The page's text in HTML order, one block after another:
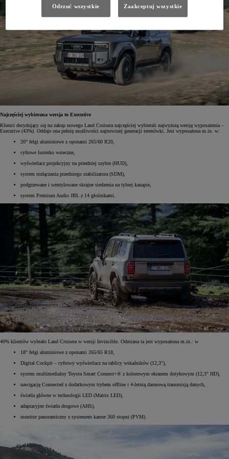
Najczęściej wybierana wersja to Executive
Klienci decydujący się na zakup nowego Land Cruisera najczęściej wybierali najwyższą wersję wyposażenia –
Executive (43%). Oddaje ona pełnię możliwości najnowszej generacji terenówki. Jest wyposażona m.in. w:
20" felgi aluminiowe z oponami 265/60 R20,
cyfrowe lusterko wsteczne,
wyświetlacz projekcyjny na przedniej szybie (HUD),
system rozłączania przedniego stabilizatora (SDM),
podgrzewane i wentylowane skrajne siedzenia na tylnej kanapie,
system Premium Audio JBL z 14 głośnikami.
40% klientów wybrało Land Cruisera w wersji Invincible. Odmiana ta jest wyposażona m.in.: w
18" felgi aluminiowe z oponami 265/65 R18,
Digital Cockpit – cyfrowy wyświetlacz na tablicy wskaźników (12,3"),
system multimedialny Toyota Smart Connect+® z kolorowym ekranem dotykowym (12,3" HD),
nawigację Connected z dodatkowym trybem offline i 4-letnią darmową transmisją danych,
światła główne w technologii LED (Matrix LED),
adaptacyjne światła drogowe (AHS),
monitor panoramiczny z systemem kamer 360 stopni (PVM).
Odrzuć wszystkie Zaakceptuj wszystkie